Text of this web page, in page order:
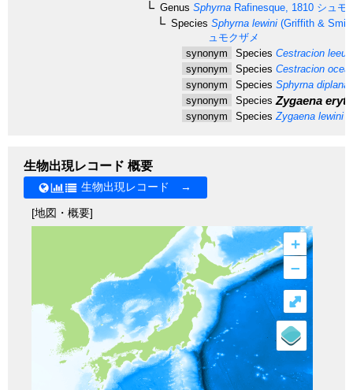
Genus Sphyrna Rafinesque, 1810 シュモ
Species Sphyrna lewini (Griffith &
ュモクザメ
synonym
Species Cestracion
synonym
Species Cestracion
synonym
Species Sphyrna diplana
synonym
Species Zygaena
synonym Species Zygaena lewini
生物出現レコード 概要
生物出現レコード →
[地図・概要]
+
–
⤢